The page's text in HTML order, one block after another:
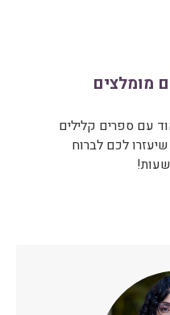
מומלצים
עם ספרים קלילים
לכם לברוח